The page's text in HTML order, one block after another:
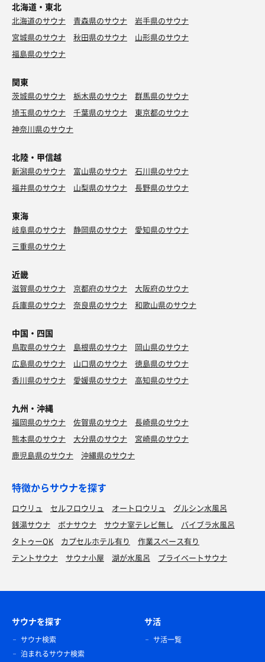
北海道・東北
北海道のサウナ 青森県のサウナ
岩手県のサウナ
宮城県のサウナ
秋田県のサウナ
山形県のサウナ
福島県のサウナ
関東
茨城県のサウナ 栃木県のサウナ
群馬県のサウナ
埼玉県のサウナ
千葉県のサウナ
東京都のサウナ
神奈川県のサウナ
北陸・甲信越
新潟県のサウナ 富山県のサウナ
石川県のサウナ
福井県のサウナ
山梨県のサウナ 長野県のサウナ
東海
岐阜県のサウナ 静岡県のサウナ
愛知県のサウナ
三重県のサウナ
近畿
滋賀県のサウナ 京都府のサウナ
大阪府のサウナ
兵庫県のサウナ
奈良県のサウナ 和歌山県のサウナ
中国・四国
鳥取県のサウナ 島根県のサウナ
岡山県のサウナ
広島県のサウナ
山口県のサウナ
徳島県のサウナ
香川県のサウナ
愛媛県のサウナ 高知県のサウナ
九州・沖縄
福岡県のサウナ 佐賀県のサウナ
長崎県のサウナ
熊本県のサウナ
大分県のサウナ
宮崎県のサウナ
鹿児島県のサウナ
沖縄県のサウナ
特徴からサウナを探す
ロウリュ セルフロウリュ オートロウリュ
グルシン水風呂
銭湯サウナ
ボナサウナ サウナ室テレビ無し
バイブラ水風呂
タトゥーOK
カプセルホテル有り
作業スペース有り
テントサウナ
サウナ小屋 湖が水風呂 プライベートサウナ
サウナを探す
サウナ検索
泊まれるサウナ検索
サ活
サ活一覧